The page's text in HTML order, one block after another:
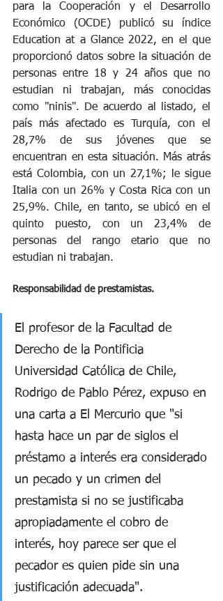
para la Cooperación y el Desarrollo
Económico (OCDE) publicó su índice
Education at a Glance 2022, en el que
proporcionó datos sobre la situación de
personas entre 18 y 24 años que no
estudian ni trabajan, más conocidas
como "ninis". De acuerdo al listado, el
país más afectado es Turquía, con el
28,7% de sus jóvenes que se
encuentran en esta situación. Más atrás
está Colombia, con un 27,1%; le sigue
Italia con un 26% y Costa Rica con un
25,9%. Chile, en tanto, se ubicó en el
quinto puesto, con un 23,4% de
personas del rango etario que no
estudian ni trabajan.
Responsabilidad de prestamistas.
El profesor de la Facultad de
Derecho de la Pontificia
Universidad Católica de Chile,
Rodrigo de Pablo Pérez, expuso en
una carta a El Mercurio que "si
hasta hace un par de siglos el
préstamo a interés era considerado
un pecado y un crimen del
prestamista si no se justificaba
apropiadamente el cobro de
interés, hoy parece ser que el
pecador es quien pide sin una
justificación adecuada".